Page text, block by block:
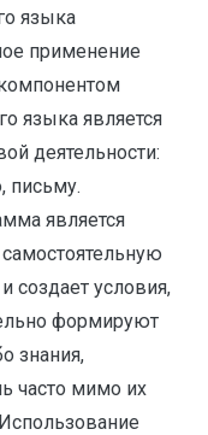
языка
применение
языка является
деятельности:
письму.
является
создает условия,
формируют
знания,
часто мимо их